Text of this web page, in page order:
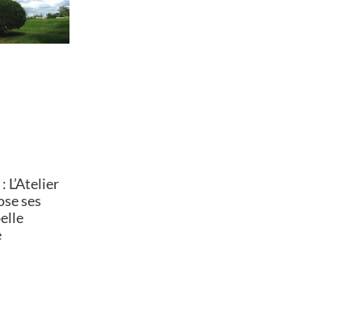
L’Atelier
ses